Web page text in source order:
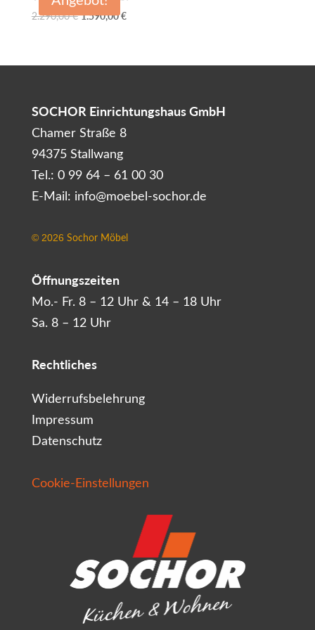
2.290,00€Ursprünglicher
2.290,00 €
1.590,00€Aktueller
1.590,00 €.
SOCHOR Einrichtungshaus GmbH
Chamer Straße 8
94375 Stallwang
Tel.: 0 99 64 – 61 00 30
E-Mail: info@moebel-sochor.de
© 2026 Sochor Möbel
Öffnungszeiten
Mo.- Fr. 8 – 12 Uhr & 14 – 18 Uhr
Sa. 8 – 12 Uhr
Rechtliches
Widerrufsbelehrung
Impressum
Datenschutz
Cookie-Einstellungen